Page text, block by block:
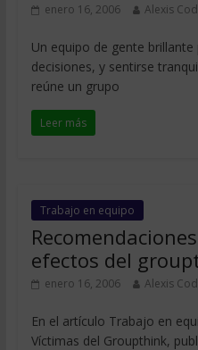
enero 16, 2006 Alexis
Un equipo de gente
decisiones, y sentirse
reúne un grupo
Leer más
Trabajo en equipo
efectos del
enero 16, 2006 Alexis
En el artículo Trabajo en
Víctimas del Groupthink,